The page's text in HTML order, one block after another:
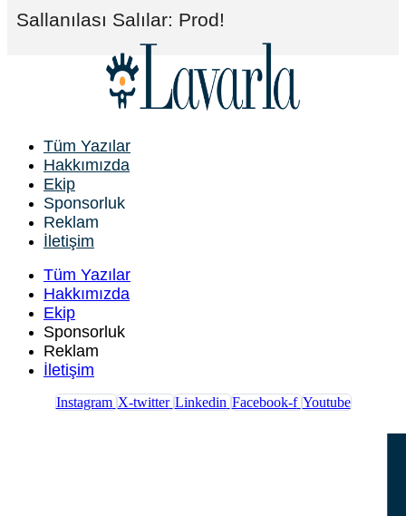
Sallanılası Salılar: Prod!
Tüm Yazılar
Hakkımızda
Ekip
Sponsorluk
Reklam
İletişim
Tüm Yazılar
Hakkımızda
Ekip
Sponsorluk
Reklam
İletişim
Instagram X-twitter Linkedin Facebook-f Youtube